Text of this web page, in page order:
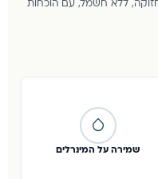
ללא חשמל, עם הוכחות
שמירה על המינרלים